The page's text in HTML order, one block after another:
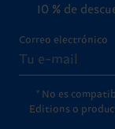
10 % de
Correo electrónico
* No es
Editions o